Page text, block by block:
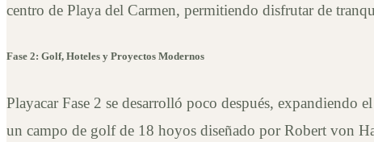
centro de Playa del Carmen, permitiendo disfrutar de
Fase 2: Golf, Hoteles y Proyectos Modernos
Playacar Fase 2 se desarrolló poco después,
un campo de golf de 18 hoyos diseñado por Robert von